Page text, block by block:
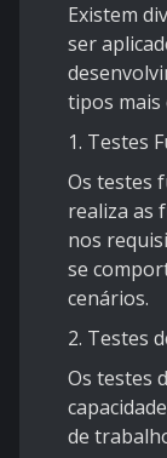
Existem
ser
tipos mais
1. Testes
Os testes
realiza as
nos
se
cenários.
2. Testes
Os testes
de